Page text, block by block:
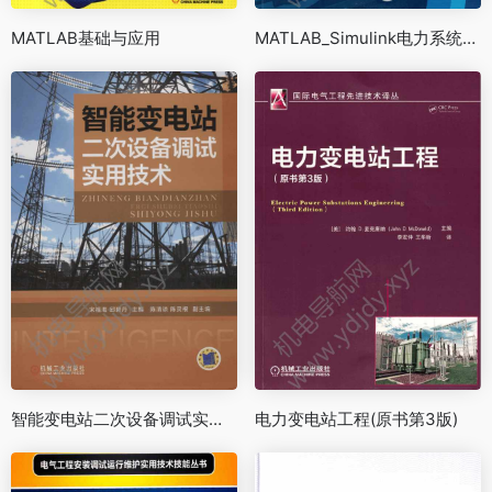
MATLAB基础与应用 MATLAB_Simulink电力系统建模与仿真（第2版）
智能变电站二次设备调试实用技术 电力变电站工程(原书第3版)